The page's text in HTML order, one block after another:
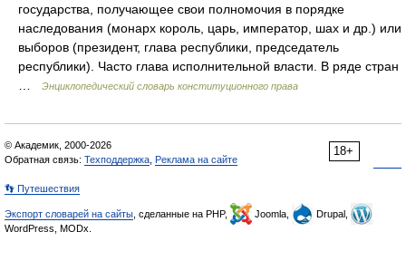
государства, получающее свои полномочия в порядке
наследования (монарх король, царь, император, шах и др.) или
выборов (президент, глава республики, председатель
республики). Часто глава исполнительной власти. В ряде стран
Энциклопедический словарь конституционного права
18+
© Академик, 2000-2026
Обратная связь: Техподдержка Реклама на сайте
👣 Путешествия
Экспорт словарей на сайты , сделанные на PHP, Joomla,
Drupal,
WordPress, MODx.